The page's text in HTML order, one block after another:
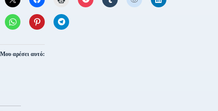
Μου αρέσει αυτό: